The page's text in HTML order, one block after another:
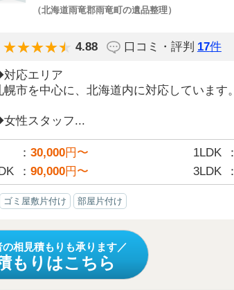
（北海道雨竜郡雨竜町の遺品整理）
4.88 口コミ・評判 17件
応エリア
幌市を中心に、北海道内に対応しています。
性スタッフ...
30,000円〜 1LDK
90,000円〜 3LDK
ゴミ屋敷片付け 部屋片付け
の相見積もりも承ります
もりはこちら